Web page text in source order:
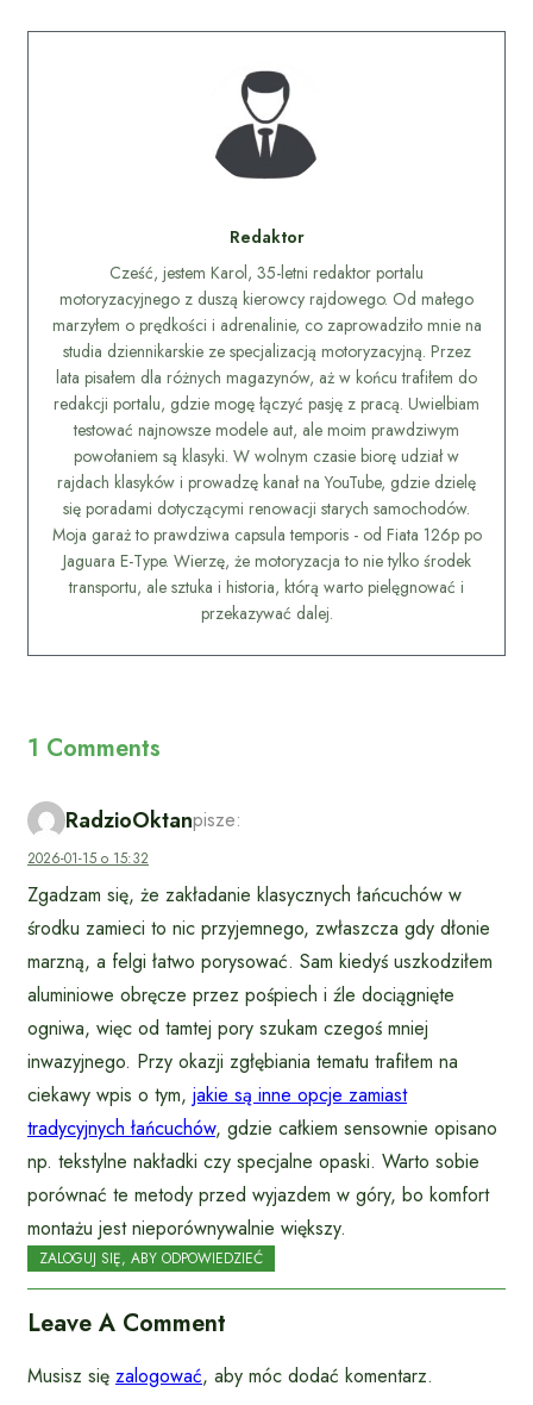
Redaktor
Cześć, jestem Karol, 35-letni redaktor portalu
motoryzacyjnego z duszą kierowcy rajdowego. Od małego
marzyłem o prędkości i adrenalinie, co zaprowadziło mnie na
studia dziennikarskie ze specjalizacją motoryzacyjną. Przez
lata pisałem dla różnych magazynów, aż w końcu trafiłem do
redakcji portalu, gdzie mogę łączyć pasję z pracą. Uwielbiam
testować najnowsze modele aut, ale moim prawdziwym
powołaniem są klasyki. W wolnym czasie biorę udział w
rajdach klasyków i prowadzę kanał na YouTube, gdzie dzielę
się poradami dotyczącymi renowacji starych samochodów.
Moja garaż to prawdziwa capsula temporis - od Fiata 126p po
Jaguara E-Type. Wierzę, że motoryzacja to nie tylko środek
transportu, ale sztuka i historia, którą warto pielęgnować i
przekazywać dalej.
1 Comments
RadzioOktanpisze:
2026-01-15 o 15:32
Zgadzam się, że zakładanie klasycznych łańcuchów w
środku zamieci to nic przyjemnego, zwłaszcza gdy dłonie
marzną, a felgi łatwo porysować. Sam kiedyś uszkodziłem
aluminiowe obręcze przez pośpiech i źle dociągnięte
ogniwa, więc od tamtej pory szukam czegoś mniej
inwazyjnego. Przy okazji zgłębiania tematu trafiłem na
ciekawy wpis o tym, jakie są inne opcje zamiast
tradycyjnych łańcuchów, gdzie całkiem sensownie opisano
np. tekstylne nakładki czy specjalne opaski. Warto sobie
porównać te metody przed wyjazdem w góry, bo komfort
montażu jest nieporównywalnie większy.
ZALOGUJ SIĘ, ABY ODPOWIEDZIEĆ
Leave A Comment
Musisz się zalogować, aby móc dodać komentarz.